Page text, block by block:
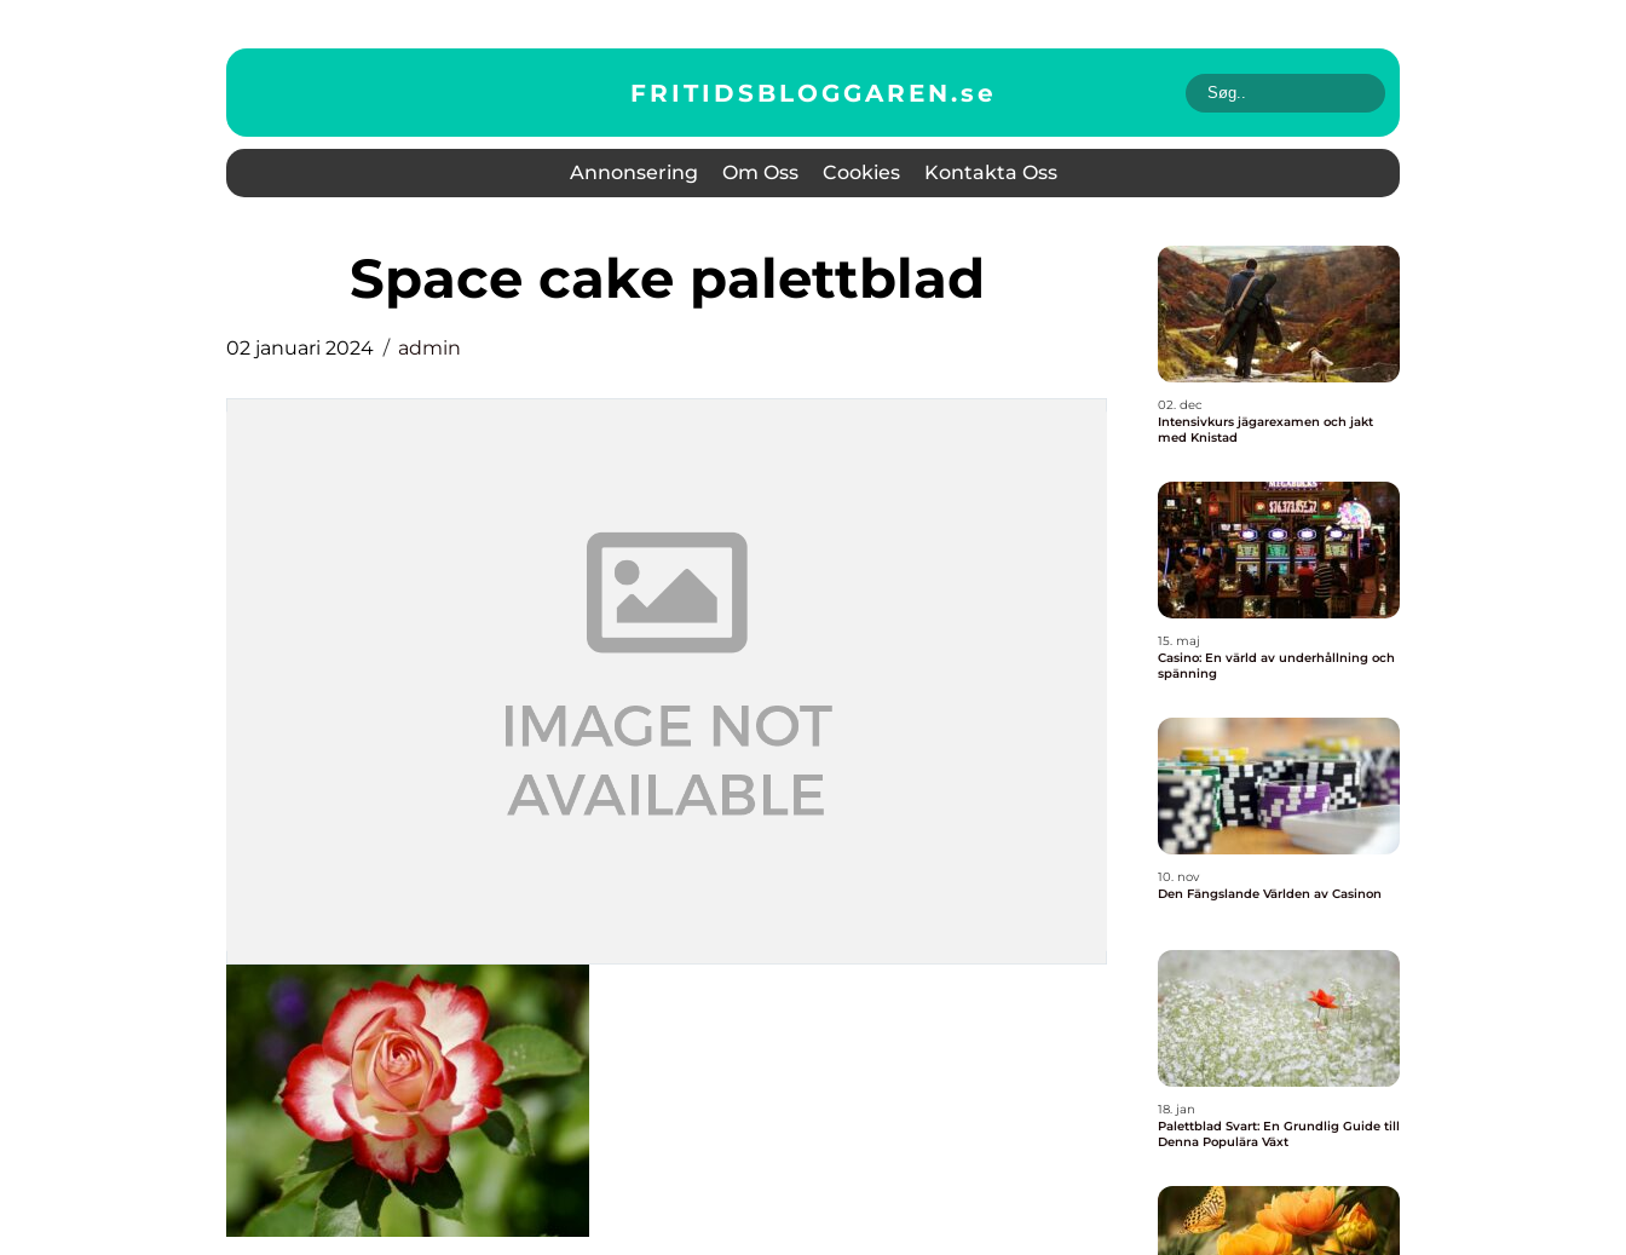
FRITIDSBLOGGAREN.se
Annonsering Om Oss Cookies Kontakta Oss
space cake palettblad
02 januari 2024 admin
02. dec
Intensivkurs jägarexamen och jakt
med Knistad
15. maj
Casino: En värld av underhållning och
spänning
10. nov
Den Fängslande Världen av Casinon
18. jan
Palettblad Svart: En Grundlig Guide till
Denna Populära Växt